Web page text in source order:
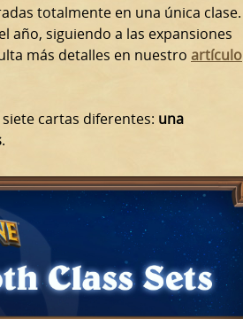
totalmente en una única clase.
año, siguiendo a las expansiones
más detalles en nuestro artículo
cartas diferentes: una
.